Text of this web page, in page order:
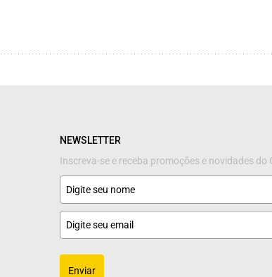
NEWSLETTER
Inscreva-se e receba promoções e novidades do
Enviar